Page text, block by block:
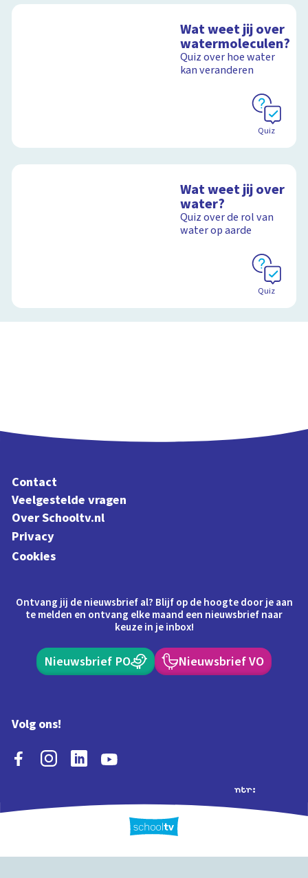
Wat weet jij over
watermoleculen?
Quiz over hoe water
kan veranderen
Quiz
Wat weet jij over
water?
Quiz over de rol van
water op aarde
Quiz
Contact
Veelgestelde vragen
Over Schooltv.nl
Privacy
Cookies
Ontvang jij de nieuwsbrief al? Blijf op de hoogte door je aan
te melden en ontvang elke maand een nieuwsbrief naar
keuze in je inbox!
Nieuwsbrief PO Nieuwsbrief VO
Volg ons!